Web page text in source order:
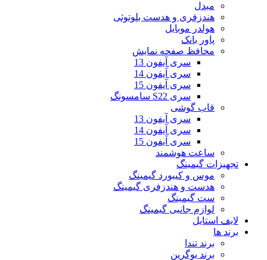
مبدل
هندزفری و هدست بلوتوثی
هولدر موبایل
پاور بانک
محافظ صفحه نمایش
سری آیفون 13
سری آیفون 14
سری آیفون 15
سری S22 سامسونگ
قاب گوشی
سری آیفون 13
سری آیفون 14
سری آیفون 15
ساعت هوشمند
تجهیزات گیمینگ
موس و کیبورد گیمینگ
هدست و هندزفری گیمینگ
ست گیمینگ
لوازم جانبی گیمینگ
لایف استایل
برند ها
برند تندا
برند یوگرین